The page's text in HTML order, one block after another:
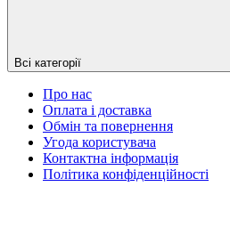
Всі категорії
Про нас
Оплата і доставка
Обмін та повернення
Угода користувача
Контактна інформація
Політика конфіденційності